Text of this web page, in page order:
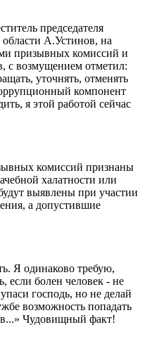
председателя
области А.Устинов, на
призывных комиссий и
с возмущением отметил:
уточнять, отменять
компонент
я этой работой сейчас
комиссий признаны
халатности или
выявлены при участии
а допустившие
Я одинаково требую,
если болен человек - не
господь, но не делай
возможность попадать
Чудовищный факт!